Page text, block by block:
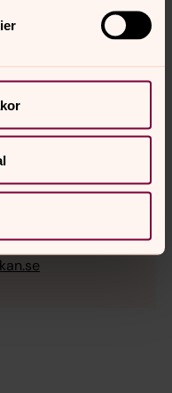
Lidingö församling